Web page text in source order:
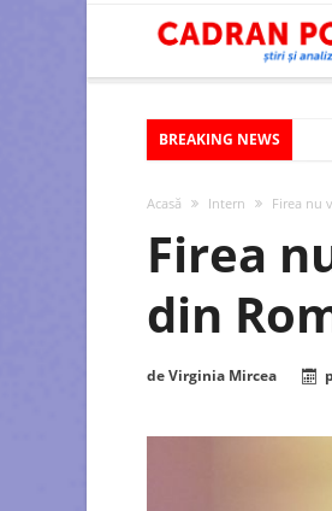
BREAKING NEWS
Acasă Intern Firea nu
Firea
din
deVirginia Mircea